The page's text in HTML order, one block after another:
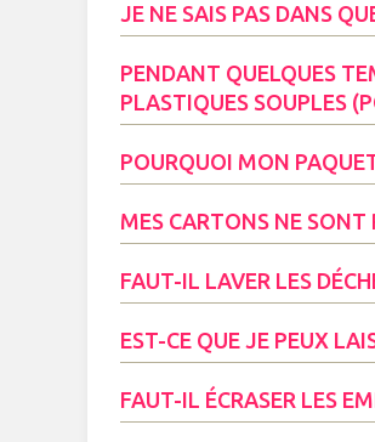
JE NE SAIS PAS DANS
PENDANT QUELQUES
PLASTIQUES SOUPLES
POURQUOI MON
MES CARTONS NE SONT
FAUT-IL LAVER LES
EST-CE QUE JE PEUX
FAUT-IL ÉCRASER LES